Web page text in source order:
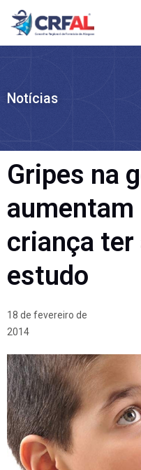
Ir
para
Notícias
Gripes na
aumentam
criança ter
estudo
18 de fevereiro de
2014